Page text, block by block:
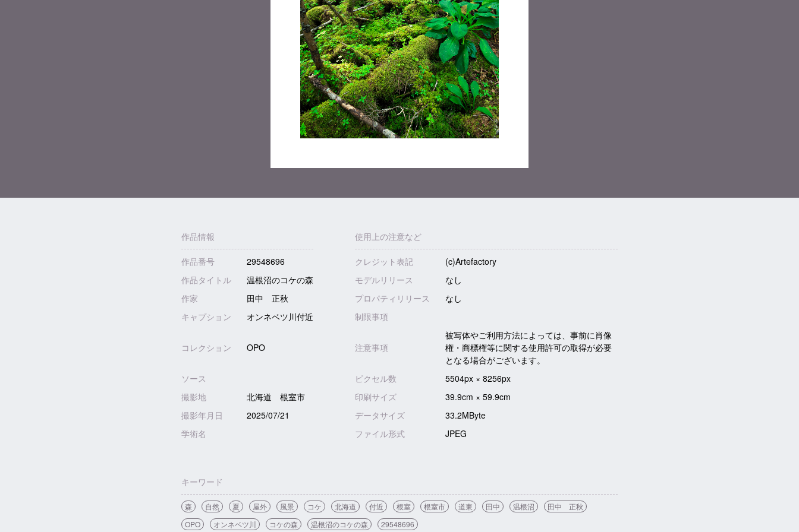
作品情報 使用上の注意など
作品番号 29548696 クレジット表記
(c)Artefactory
作品タイトル
温根沼のコケの森 モデルリリース
なし
作家
田中 正秋 プロパティリリース
なし
キャプション
オンネベツ川付近 制限事項
コレクション OPO 注意事項
被写体やご利用方法によっては、事前に肖像
権・商標権等に関する使用許可の取得が必要
となる場合がございます。
ソース
ピクセル数
5504px × 8256px
撮影地
北海道 根室市 印刷サイズ
39.9cm × 59.9cm
撮影年月日
2025/07/21 データサイズ
33.2MByte
学術名
ファイル形式 JPEG
キーワード
森 自然 夏 屋外 風景 コケ 北海道 付近 根室 根室市 道東 田中 温根沼
田中 正秋
OPO
オンネベツ川 コケの森 温根沼のコケの森 29548696